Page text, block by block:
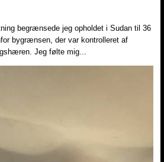
begrænsede jeg opholdet i Sudan til 36
bygrænsen, der var kontrolleret af
Jeg følte mig...​